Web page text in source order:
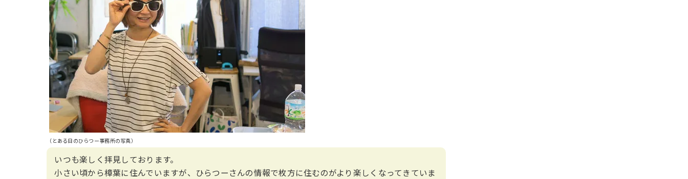
（とある日のひらつー事務所の写真）
いつも楽しく拝見しております。
小さい頃から樟葉に住んでいますが、ひらつーさんの情報で枚方に住むのがより楽しくなってきていま